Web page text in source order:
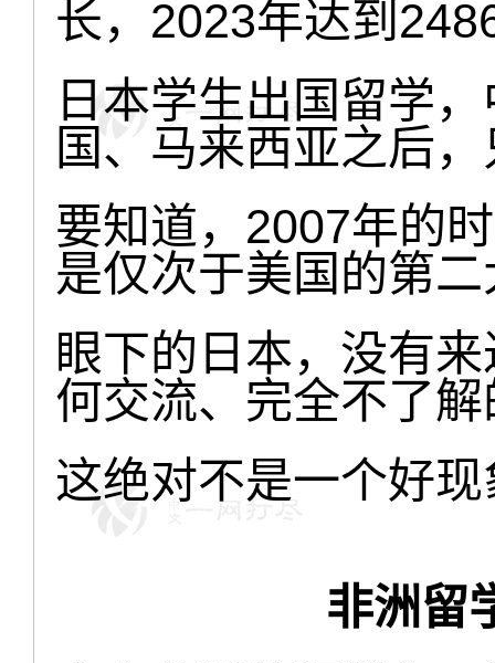
长，2023年达到
日本学生出国留学
国、马来西亚之后
要知道，2007年的
是仅次于美国的第
眼下的日本，没有
何交流、完全不了
这绝对不是一个好
非洲留